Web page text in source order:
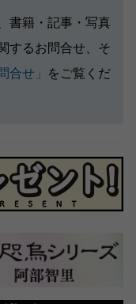
書籍・記事・写真
するお問合せ、そ
合せ」
をご覧くだ